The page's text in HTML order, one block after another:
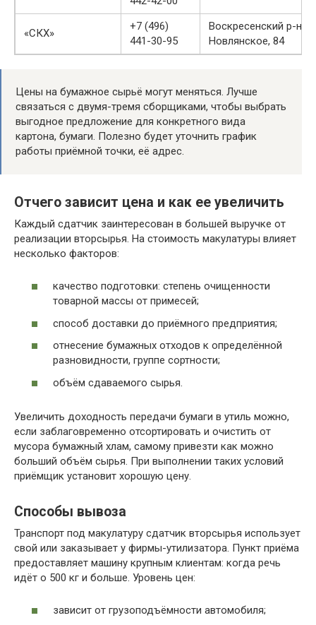
«СКХ»
+7 (496)
441-30-95
Воскресенский р-н, с.
Новлянское, 84
Цены на бумажное сырьё могут меняться. Лучше
связаться с двумя-тремя сборщиками, чтобы выбрать
выгодное предложение для конкретного вида
картона, бумаги. Полезно будет уточнить график
работы приёмной точки, её адрес.
Отчего зависит цена и как ее увеличить
Каждый сдатчик заинтересован в большей выручке от
реализации вторсырья. На стоимость макулатуры влияет
несколько факторов:
качество подготовки: степень очищенности
товарной массы от примесей;
способ доставки до приёмного предприятия;
отнесение бумажных отходов к определённой
разновидности, группе сортности;
объём сдаваемого сырья.
Увеличить доходность передачи бумаги в утиль можно,
если заблаговременно отсортировать и очистить от
мусора бумажный хлам, самому привезти как можно
больший объём сырья. При выполнении таких условий
приёмщик установит хорошую цену.
Способы вывоза
Транспорт под макулатуру сдатчик вторсырья использует
свой или заказывает у фирмы-утилизатора. Пункт приёма
предоставляет машину крупным клиентам: когда речь
идёт о 500 кг и больше. Уровень цен:
зависит от грузоподъёмности автомобиля;